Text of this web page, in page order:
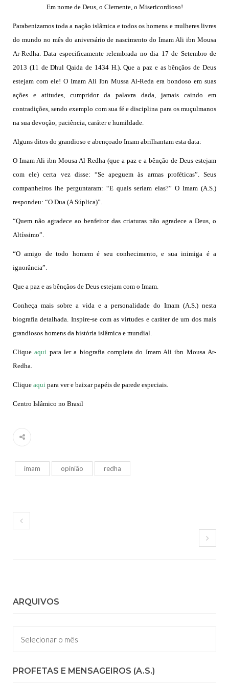
todos os irmãos e irmãs um novo
10 DE NOVEMBRO DE 2013
Falecimento do Imam Ali Ibn Al-Hussein
(A.S.)
Em nome de Deus, o Clemente, o Misericordioso! Diante da
data em que relembramos o martírio do quarto Imam dos
muçulmanos, o Imam Ali Ibn Al-Hussein Ibn Ali Ibn Abi Táleb
NOTÍCIAS
Centro Islâmico no Brasil recebe o ex-
ministro das Relações Exteriores da
República Islâmica do Irã
Brasil recebeu em sua sede, em São Paulo, o ex-ministro das
Relações Exteriores da República Islâmica do Irã, Sr. Kamal
Em nome de Deus, o Clemente, o Misericordioso!
Parabenizamos toda a nação islâmica e todos os homens e mulheres livres
do mundo no mês do aniversário de nascimento do Imam Ali ibn Mousa
Ar-Redha. Data especificamente relembrada no dia 17 de Setembro de
2013 (11 de Dhul Qaida de 1434 H.). Que a paz e as bênçãos de Deus
estejam com ele! O Imam Ali Ibn Mussa Al-Reda era bondoso em suas
ações e atitudes, cumpridor da palavra dada, jamais caindo em
contradições, sendo exemplo com sua fé e disciplina para os muçulmanos
na sua devoção, paciência, caráter e humildade.
Alguns ditos do grandioso e abençoado Imam abrilhantam esta data:
O Imam Ali ibn Mousa Al-Redha (que a paz e a bênção de Deus estejam
com ele) certa vez disse: “Se apeguem às armas proféticas”. Seus
companheiros lhe perguntaram: “E quais seriam elas?” O Imam (A.S.)
respondeu: “O Dua (A Súplica)”.
“Quem não agradece ao benfeitor das criaturas não agradece a Deus, o
Altíssimo”.
“O amigo de todo homem é seu conhecimento, e sua inimiga é a
ignorância”.
Que a paz e as bênçãos de Deus estejam com o Imam.
Conheça mais sobre a vida e a personalidade do Imam (A.S.) nesta
biografia detalhada. Inspire-se com as virtudes e caráter de um dos mais
grandiosos homens da história islâmica e mundial.
Cliqueaqui para ler a biografia completa do Imam Ali ibn Mousa Ar-
Redha.
Clique aqui para ver e baixar papéis de parede especiais.
Centro Islâmico no Brasil
imam opinião redha
ARQUIVOS
Arquivos
PROFETAS E MENSAGEIROS (A.S.)